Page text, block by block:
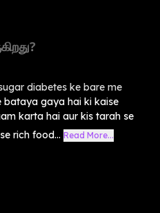
diabetes ke bare me
bataya gaya hai ki kaise
karta hai aur kis tarah se
rich food... Read More...